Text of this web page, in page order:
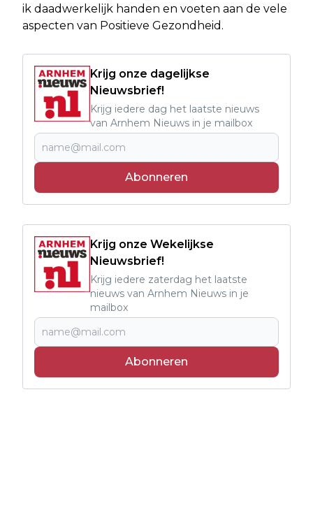
ik daadwerkelijk handen en voeten aan de vele
aspecten van Positieve Gezondheid.
Krijg onze dagelijkse
Nieuwsbrief!
Krijg iedere dag het laatste nieuws
van Arnhem Nieuws in je mailbox
Abonneren
Krijg onze Wekelijkse
Nieuwsbrief!
Krijg iedere zaterdag het laatste
nieuws van Arnhem Nieuws in je
mailbox
Abonneren